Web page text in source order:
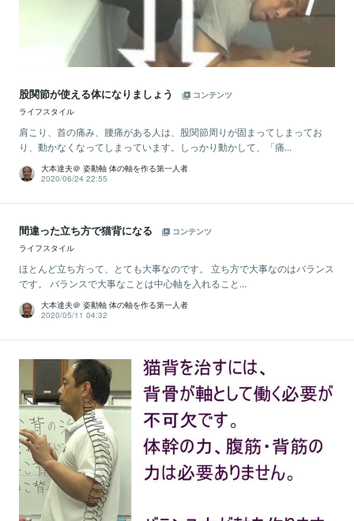
股関節が使える体になりましょう
コンテンツ
ライフスタイル
肩こり、首の痛み、腰痛がある人は、股関節周りが固まってしまってお
り、動かなくなってしまっています。しっかり動かして、「痛...
大本達夫＠ 姿動軸 体の軸を作る第一人者
2020/06/24 22:55
間違った立ち方で猫背になる
コンテンツ
ライフスタイル
ほとんど立ち方って、とても大事なのです。 立ち方で大事なのはバランス
です。 バランスで大事なことは中心軸を入れること...
大本達夫＠ 姿動軸 体の軸を作る第一人者
2020/05/11 04:32